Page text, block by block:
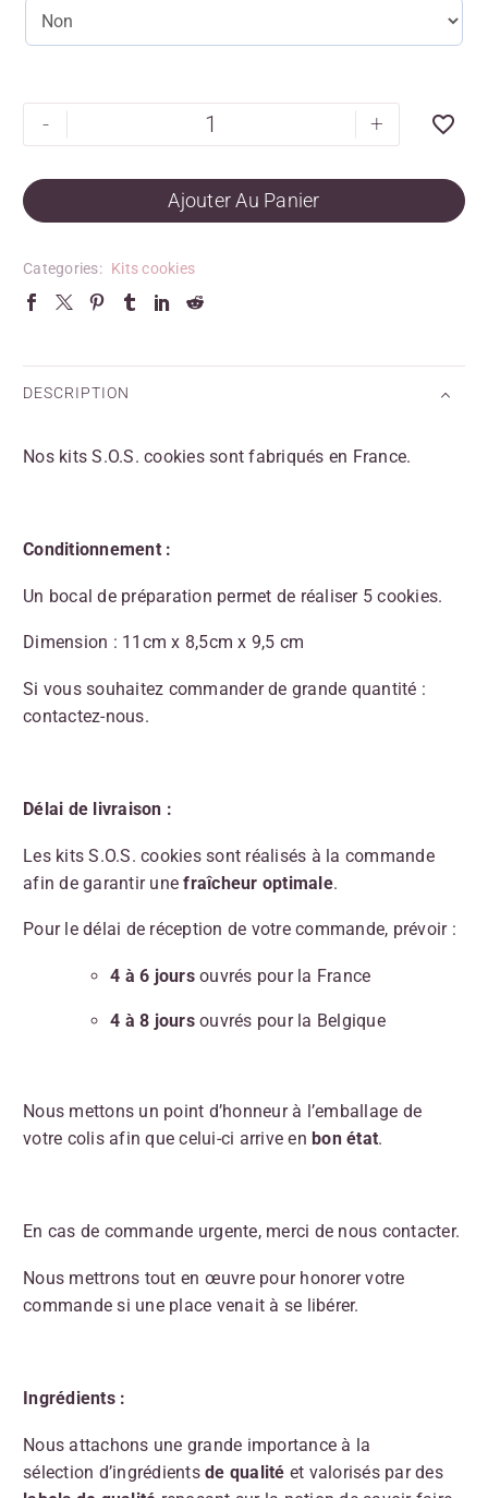
- +
Ajouter Au Panier
Categories: Kits cookies
DESCRIPTION
Nos kits S.O.S. cookies sont fabriqués en France.
Conditionnement :
Un bocal de préparation permet de réaliser 5 cookies.
Dimension : 11cm x 8,5cm x 9,5 cm
Si vous souhaitez commander de grande quantité :
contactez-nous.
Délai de livraison :
Les kits S.O.S. cookies sont réalisés à la commande
afin de garantir unefraîcheur optimale.
Pour le délai de réception de votre commande, prévoir :
4 à 6 jours ouvrés pour la France
4 à 8 jours ouvrés pour la Belgique
Nous mettons un point d’honneur à l’emballage de
votre colis afin que celui-ci arrive en bon état.
En cas de commande urgente, merci de nous contacter.
Nous mettrons tout en œuvre pour honorer votre
commande si une place venait à se libérer.
Ingrédients :
Nous attachons une grande importance à la
sélection d’ingrédients de qualité et valorisés par des